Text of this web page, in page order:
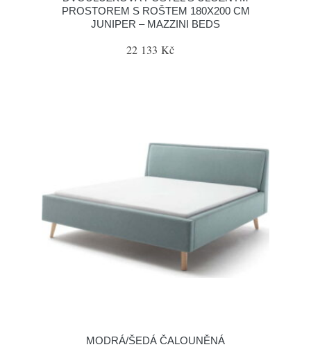
PROSTOREM S ROŠTEM 180X200 CM
JUNIPER – MAZZINI BEDS
22 133 Kč
MODRÁ/ŠEDÁ ČALOUNĚNÁ